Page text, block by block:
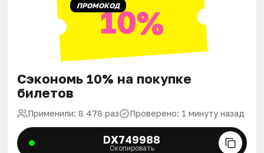
ПРОМОКОД10%
Сэкономь 10% на покупке
билетов
Применили: 8 478 раз Проверено: 1 минуту назад
DX749988
Скопировать